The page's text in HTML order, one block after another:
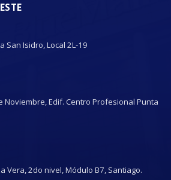
San Isidro, Local 2L-19
Noviembre, Edif. Centro Profesional Punta
Vera, 2do nivel, Módulo B7, Santiago.